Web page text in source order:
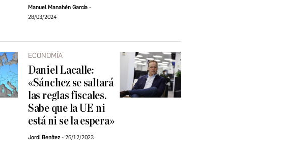
Manuel Manahén García
28/03/2024
ECONOMÍA
Daniel Lacalle:
«Sánchez se saltará
las reglas fiscales.
Sabe que la UE ni
está ni se la espera»
Jordi Benítez 26/12/2023